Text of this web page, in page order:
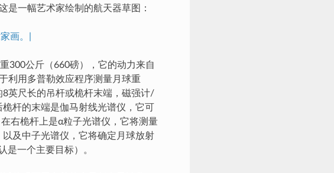
是一幅艺术家绘制的航天器草图：
画。|
300公斤（660磅），它的动力来自
利用多普勒效应程序测量月球重
英尺长的吊杆或桅杆末端，磁强计/
杆的末端是伽马射线光谱仪，它可
右桅杆上是α粒子光谱仪，它将测量
及中子光谱仪，它将确定月球放射
是一个主要目标）。